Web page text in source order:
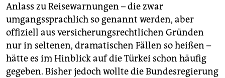
Anlass zu Reisewarnungen – die zwar
umgangssprachlich so genannt werden, aber
offiziell aus versicherungsrechtlichen Gründen
nur in seltenen, dramatischen Fällen so heißen –
hätte es im Hinblick auf die Türkei schon häufig
gegeben. Bisher jedoch wollte die Bundesregierung